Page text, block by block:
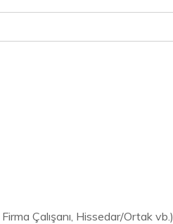
Çalışanı, Hissedar/Ortak vb.)